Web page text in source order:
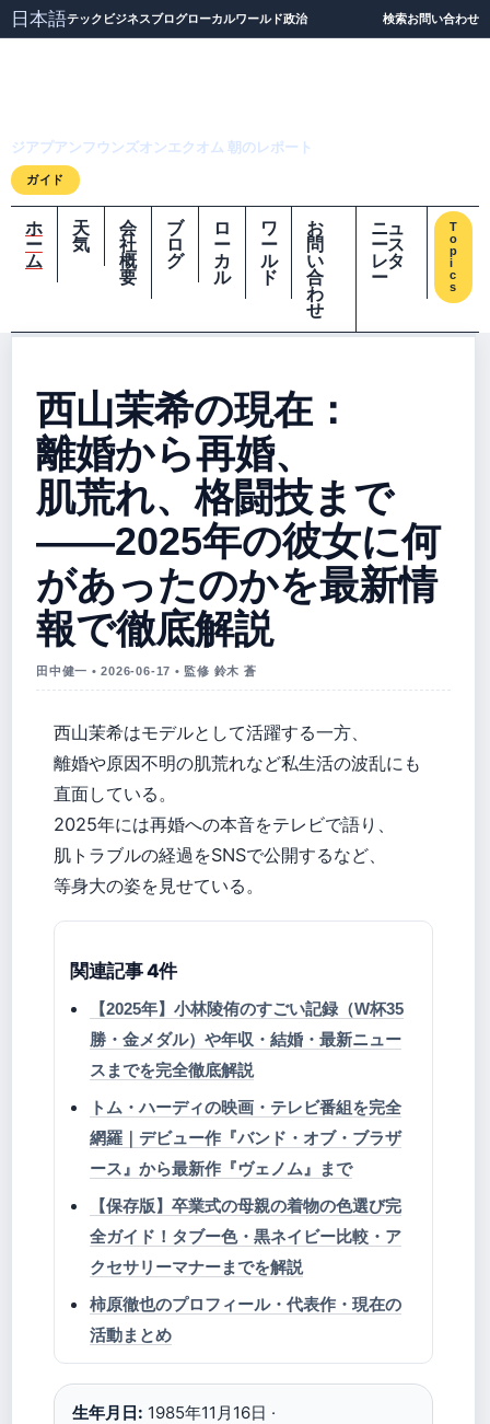
日本語テック ビジネスブログローカルワールド政治 検索お問い合わせ
ジアプアンフウンズオンエクオム 朝のレポート
ガイド
ホ
ー
ム
天
気
会
社
概
要
ブ
ロ
グ
ロ
ー
カ
ル
ワ
ー
ル
ド
お
問
い
合
わ
せ
ニュ
ース
レタ
ー
T
o
p
i
c
s
西山茉希の現在：
離婚から再婚、
肌荒れ、格闘技まで
――2025年の彼女に何
があったのかを最新情
報で徹底解説
田中健一 • 2026-06-17 • 監修 鈴木 蒼
西山茉希はモデルとして活躍する一方、
離婚や原因不明の肌荒れなど私生活の波乱にも
直面している。
2025年には再婚への本音をテレビで語り、
肌トラブルの経過をSNSで公開するなど、
等身大の姿を見せている。
関連記事 4件
【2025年】小林陵侑のすごい記録（W杯35
勝・金メダル）や年収・結婚・最新ニュー
スまでを完全徹底解説
トム・ハーディの映画・テレビ番組を完全
網羅｜デビュー作『バンド・オブ・ブラザ
ース』から最新作『ヴェノム』まで
【保存版】卒業式の母親の着物の色選び完
全ガイド！タブー色・黒ネイビー比較・ア
クセサリーマナーまでを解説
柿原徹也のプロフィール・代表作・現在の
活動まとめ
生年月日: 1985年11月16日 ·